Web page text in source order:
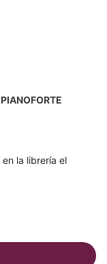
la librería el